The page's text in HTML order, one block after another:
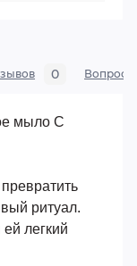
0 Вопросы
мыло С
ритуал.
легкий